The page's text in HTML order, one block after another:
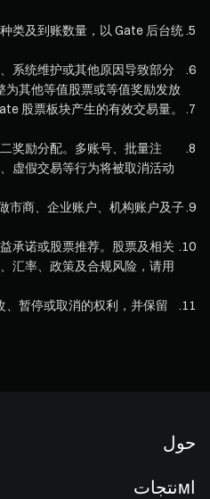
5
.
类及到账数量，以 Gate 后台统
6
.
系统维护或其他原因导致部分
其他等值股票或等值奖励发放。
7
.
股票板块产生的有效交易量。
8
.
奖励分配。多账号、批量注
虚假交易等行为将被取消活动
9
.
市商、企业账户、机构账户及子
10
.
承诺或股票推荐。股票及相关
汇率、政策及合规风险，请用
11
.
暂停或取消的权利，并保留
حول
اмنتجات